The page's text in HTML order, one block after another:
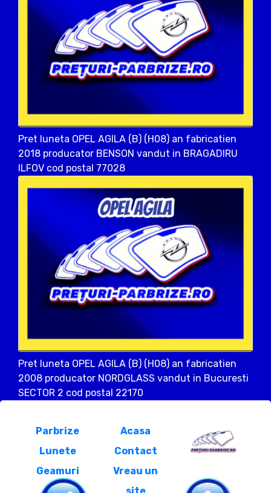
Pret luneta OPEL AGILA (B) (H08) an fabricatien
2018 producator BENSON vandut in BRAGADIRU
ILFOV cod postal 77028
Pret luneta OPEL AGILA (B) (H08) an fabricatien
2008 producator NORDGLASS vandut in Bucuresti
SECTOR 2 cod postal 22170
Parbrize
Lunete
Geamuri
Acasa
Contact
Vreau un